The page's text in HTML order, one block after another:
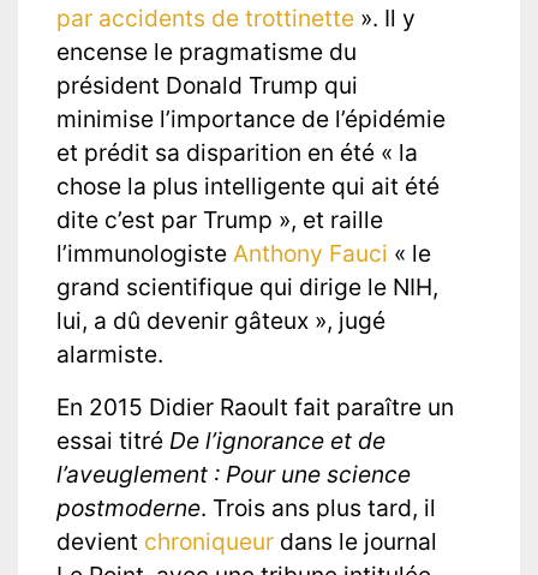
par accidents de trottinette ». Il y
encense le pragmatisme du
président Donald Trump qui
minimise l’importance de l’épidémie
et prédit sa disparition en été « la
chose la plus intelligente qui ait été
dite c’est par Trump », et raille
l’immunologiste Anthony Fauci « le
grand scientifique qui dirige le NIH,
lui, a dû devenir gâteux », jugé
alarmiste.
En 2015 Didier Raoult fait paraître un
essai titré De l’ignorance et de
l’aveuglement : Pour une science
postmoderne. Trois ans plus tard, il
devient chroniqueur dans le journal
Politiques de confidentialité